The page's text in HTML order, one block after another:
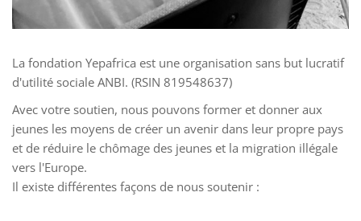
La fondation Yepafrica est une organisation sans but lucratif
d'utilité sociale ANBI. (RSIN 819548637)
Avec votre soutien, nous pouvons former et donner aux
jeunes les moyens de créer un avenir dans leur propre pays
et de réduire le chômage des jeunes et la migration illégale
vers l'Europe.
Il existe différentes façons de nous soutenir :